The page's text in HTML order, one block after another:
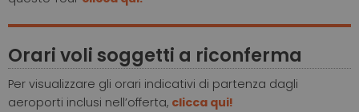
Orari voli soggetti a riconferma
Per visualizzare gli orari indicativi di partenza dagli
aeroporti inclusi nell’offerta, clicca qui!